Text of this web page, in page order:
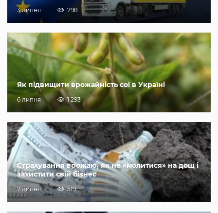
3 липня 798
Як підвищити врожайність сої в Україні
6 липня 1 293
Страхування врожаю, як не «молитися» на дощ і
захистити свій бізнес
7 липня 519